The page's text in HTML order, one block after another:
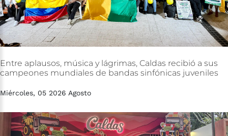
Entre aplausos, música y lágrimas, Caldas recibió a sus
campeones mundiales de bandas sinfónicas juveniles
Miércoles, 05 2026 Agosto